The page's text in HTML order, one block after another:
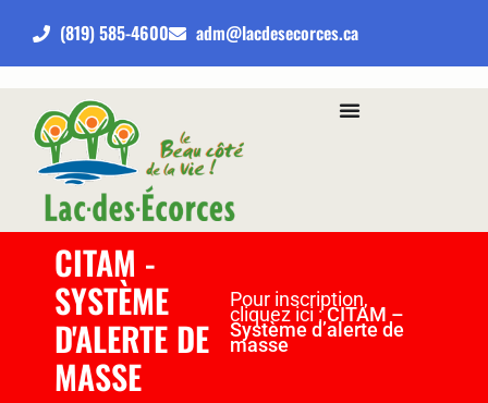
(819) 585-4600 adm@lacdesecorces.ca
CITAM -
SYSTÈME
D'ALERTE DE
MASSE
Pour inscription,
cliquez ici :CITAM –
Système d’alerte de
masse